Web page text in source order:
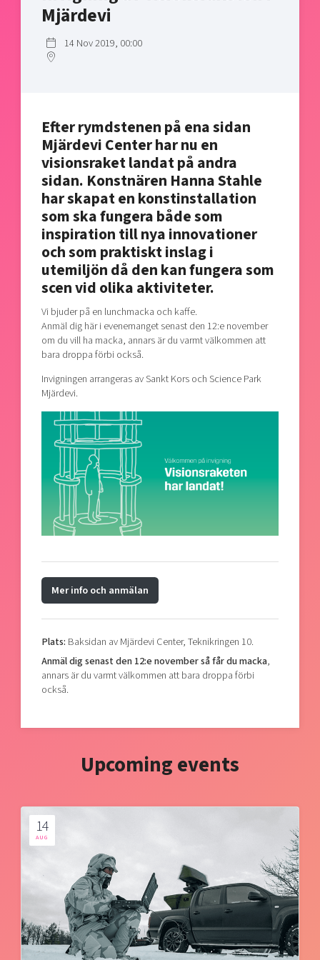
Shaping cities and regions
Current offers and activities
Upscaling
Talent & skills
Startup & industry collaboration
Funding opportunities
Our community of companies
Projects
Publications
Our clusters
Reach out to us
Locations
Today's lunch in Mjärdevi
Mjärdevi
14 Nov 2019, 00:00
Efter rymdstenen på ena sidan
Mjärdevi Center har nu en
visionsraket landat på andra
sidan. Konstnären Hanna Stahle
har skapat en konstinstallation
som ska fungera både som
inspiration till nya innovationer
och som praktiskt inslag i
utemiljön då den kan fungera som
scen vid olika aktiviteter.
Vi bjuder på en lunchmacka och kaffe.
Anmäl dig här i evenemanget senast den 12:e november
om du vill ha macka, annars är du varmt välkommen att
bara droppa förbi också.
Invigningen arrangeras av Sankt Kors och Science Park
Mjärdevi.
Mer info och anmälan
Plats: Baksidan av Mjärdevi Center, Teknikringen 10.
Anmäl dig senast den 12:e november så får du macka,
annars är du varmt välkommen att bara droppa förbi
också.
Upcoming events
14
AUG